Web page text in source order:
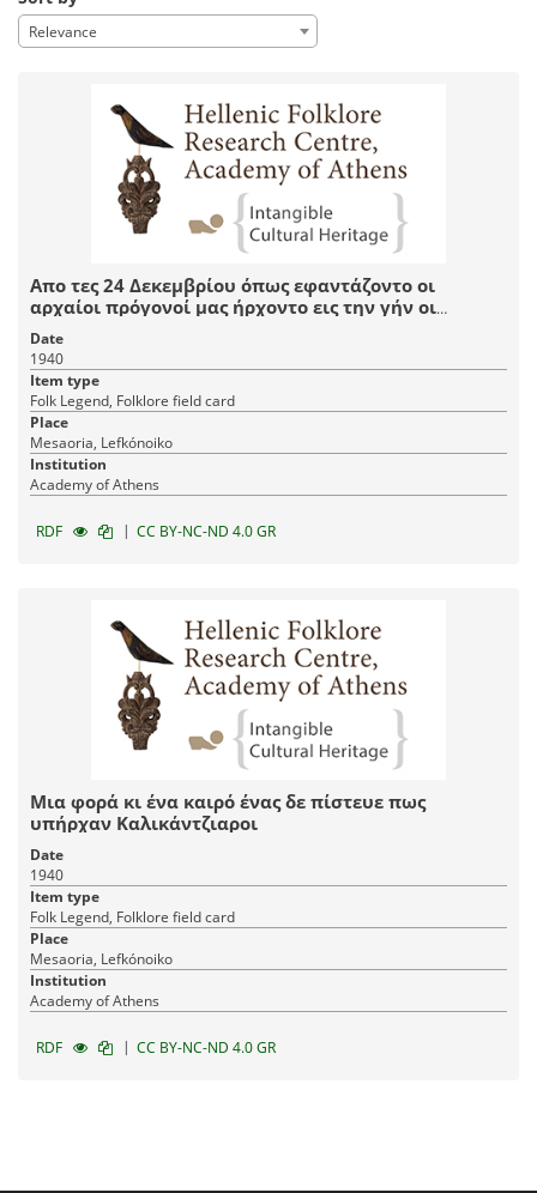
Relevance
Απο τες 24 Δεκεμβρίου όπως εφαντάζοντο οι
αρχαίοι πρόγονοί μας ήρχοντο εις την γήν οι
καλλικάτζαροι οι οποίοι έμενον εις την γήν επί 12
ημέρας και έτσι ωνομάσθησαν δωδεκάμερα
Date
1940
Item type
Folk Legend, Folklore field card
Place
Mesaoria, Lefkónoiko
Institution
Academy of Athens
RDF | CC BY-NC-ND 4.0 GR
Μια φορά κι ένα καιρό ένας δε πίστευε πως
υπήρχαν Καλικάντζιαροι
Date
1940
Item type
Folk Legend, Folklore field card
Place
Mesaoria, Lefkónoiko
Institution
Academy of Athens
RDF | CC BY-NC-ND 4.0 GR